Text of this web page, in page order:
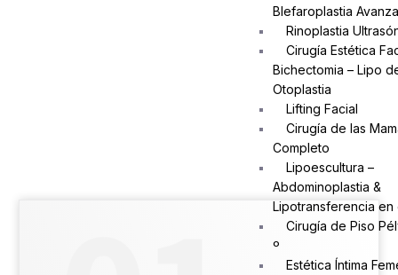
Blefaroplastia
Rinoplastia
Cirugía Estética
Bichectomia – Lipo
Otoplastia
Lifting Facial
Cirugía de las
Completo
Lipoescultura –
Abdominoplastia &
Lipotransferencia en
Cirugía de Piso
º
Estética Íntima